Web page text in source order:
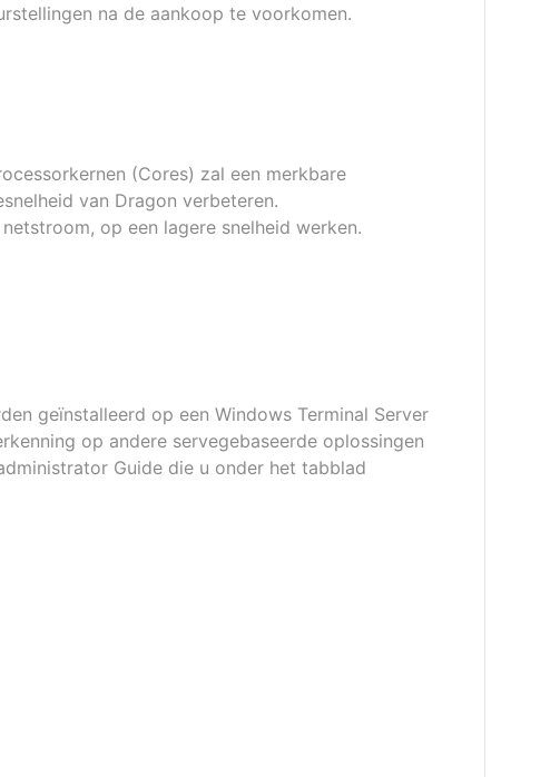
na de aankoop te voorkomen.
(Cores) zal een merkbare
van Dragon verbeteren.
op een lagere snelheid werken.
geïnstalleerd op een Windows Terminal Server
op andere servegebaseerde oplossingen
Guide die u onder het tabblad